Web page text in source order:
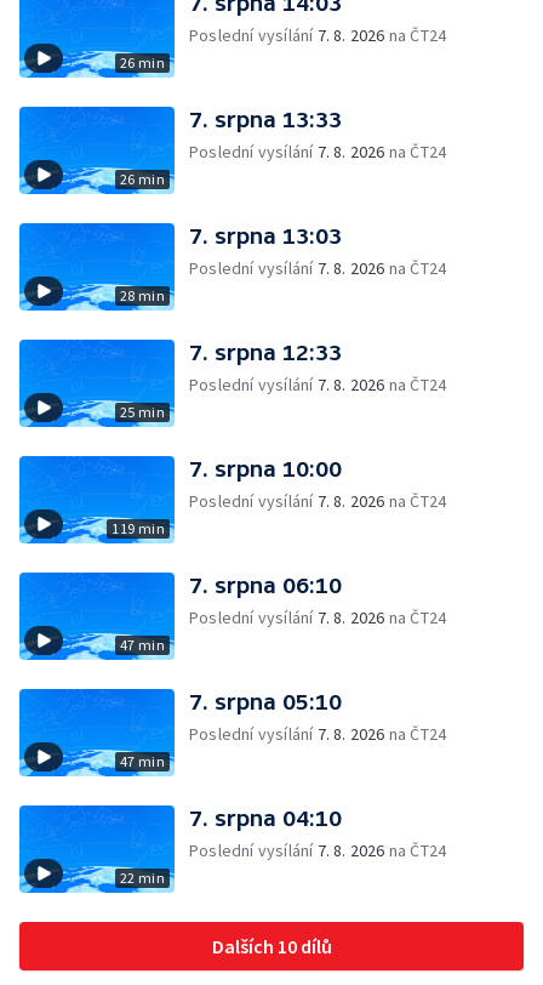
26 min
Poslední vysílání 7. 8. 2026 na ČT24
26 min
7. srpna 13:33
Poslední vysílání 7. 8. 2026 na ČT24
28 min
7. srpna 13:03
Poslední vysílání 7. 8. 2026 na ČT24
25 min
7. srpna 12:33
Poslední vysílání 7. 8. 2026 na ČT24
119 min
7. srpna 10:00
Poslední vysílání 7. 8. 2026 na ČT24
47 min
7. srpna 06:10
Poslední vysílání 7. 8. 2026 na ČT24
47 min
7. srpna 05:10
Poslední vysílání 7. 8. 2026 na ČT24
22 min
7. srpna 04:10
Poslední vysílání 7. 8. 2026 na ČT24
Dalších 10 dílů